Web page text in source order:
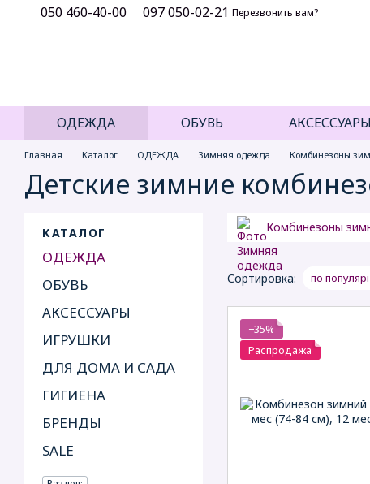
Перейти к основному контенту
050 460-40-00 097 050-02-21 Перезвонить вам?
ОДЕЖДА ОБУВЬ АКСЕССУАРЫ
Главная Каталог ОДЕЖДА Зимняя одежда Комбинезоны
Детские зимние
Комбинезоны
Сортировка: по
−35%
Распродажа
КАТАЛОГ
ОДЕЖДА
ОБУВЬ
АКСЕССУАРЫ
ИГРУШКИ
ДЛЯ ДОМА И САДА
ГИГИЕНА
БРЕНДЫ
SALE